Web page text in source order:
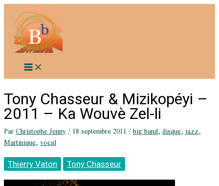
contenu
Tony Chasseur & Mizikopéyi –
2011 – Ka Wouvè Zel-li
ParChristophe Jenny/18 septembre 2011/big band,disque,jazz,
Martinique,vocal
Thierry Vaton Tony Chasseur